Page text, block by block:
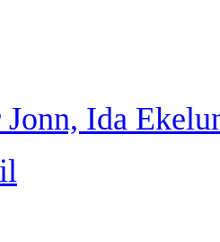
Ida